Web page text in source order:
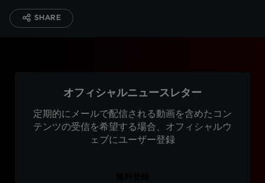
SHARE
オフィシャルニュースレター
定期的にメールで配信される動画を含めたコン
テンツの受信を希望する場合、オフィシャルウ
ェブにユーザー登録